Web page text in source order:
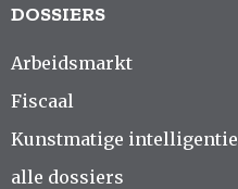
DOSSIERS
Arbeidsmarkt
Fiscaal
Kunstmatige intelligentie
alle dossiers